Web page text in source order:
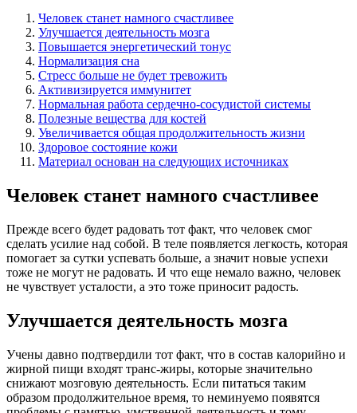
Человек станет намного счастливее
Улучшается деятельность мозга
Повышается энергетический тонус
Нормализация сна
Стресс больше не будет тревожить
Активизируется иммунитет
Нормальная работа сердечно-сосудистой системы
Полезные вещества для костей
Увеличивается общая продолжительность жизни
Здоровое состояние кожи
Материал основан на следующих источниках
Человек станет намного счастливее
Прежде всего будет радовать тот факт, что человек смог
сделать усилие над собой. В теле появляется легкость, которая
помогает за сутки успевать больше, а значит новые успехи
тоже не могут не радовать. И что еще немало важно, человек
не чувствует усталости, а это тоже приносит радость.
Улучшается деятельность мозга
Учены давно подтвердили тот факт, что в состав калорийно и
жирной пищи входят транс-жиры, которые значительно
снижают мозговую деятельность. Если питаться таким
образом продолжительное время, то неминуемо появятся